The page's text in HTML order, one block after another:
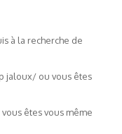
à la recherche de
jaloux/ ou vous êtes
êtes vous même